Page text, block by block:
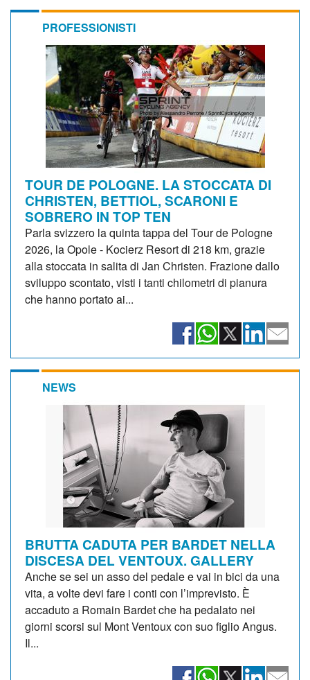
PROFESSIONISTI
TOUR DE POLOGNE. LA STOCCATA DI
CHRISTEN, BETTIOL, SCARONI E
SOBRERO IN TOP TEN
Parla svizzero la quinta tappa del Tour de Pologne
2026, la Opole - Kocierz Resort di 218 km, grazie
alla stoccata in salita di Jan Christen. Frazione dallo
sviluppo scontato, visti i tanti chilometri di pianura
che hanno portato ai...
NEWS
BRUTTA CADUTA PER BARDET NELLA
DISCESA DEL VENTOUX. GALLERY
Anche se sei un asso del pedale e vai in bici da una
vita, a volte devi fare i conti con l’imprevisto. È
accaduto a Romain Bardet che ha pedalato nei
giorni scorsi sul Mont Ventoux con suo figlio Angus.
Il...